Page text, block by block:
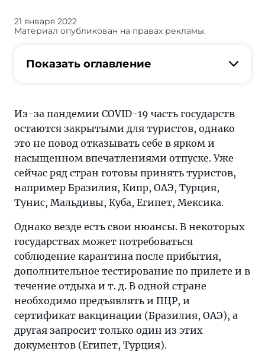
COVID-
19 —
себе
в
ярком
и
насыщенном
впечатлениями
отпуске.
21 января 2022
Материал опубликован на правах рекламы.
Показать оглавление
Из-за пандемии COVID-19 часть государств
остаются закрытыми для туристов, однако
это не повод отказывать себе в ярком и
насыщенном впечатлениями отпуске. Уже
сейчас ряд стран готовы принять туристов,
например Бразилия, Кипр, ОАЭ, Турция,
Тунис, Мальдивы, Куба, Египет, Мексика.
Однако везде есть свои нюансы. В некоторых
государствах может потребоваться
соблюдение карантина после прибытия,
дополнительное тестирование по прилете и в
течение отдыха и т. д. В одной стране
необходимо предъявлять и ПЦР, и
сертификат вакцинации (Бразилия, ОАЭ), а
другая запросит только один из этих
документов (Египет, Турция).